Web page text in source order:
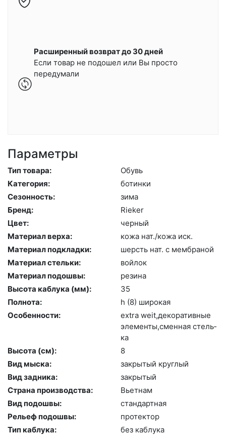
Расширенный возврат до 30 дней
Если товар не подошел или Вы просто
передумали
Параметры
Тип товара:
Обувь
Категория:
бо­тин­ки
Сезонность:
зи­ма
Бренд:
Ri­eker
Цвет:
чер­ный
Материал верха:
ко­жа нат./ко­жа иск.
Материал подкладки:
шерсть нат. с мемб­ра­ной
Материал стельки:
вой­лок
Материал подошвы:
ре­зина
Высота каблука (мм):
35
Полнота:
h (8) ши­рокая
Особенности:
ext­ra we­it,де­кора­тив­ные
эле­мен­ты,смен­ная стель­
ка
Высота (cм):
8
Вид мыска:
зак­ры­тый круг­лый
Вид задника:
зак­ры­тый
Страна производства:
Вь­ет­нам
Вид подошвы:
стан­дарт­ная
Рельеф подошвы:
про­тек­тор
Тип каблука:
без каб­лу­ка